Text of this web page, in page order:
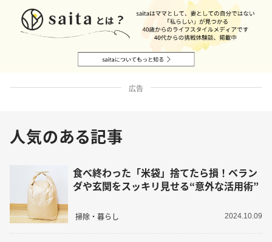
広告
人気のある記事
食べ終わった「米袋」捨てたら損！ベラン
ダや玄関をスッキリ見せる“意外な活用術”
掃除・暮らし 2024.10.09